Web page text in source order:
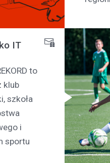
IT
to
klub
szkoła
i
sportu